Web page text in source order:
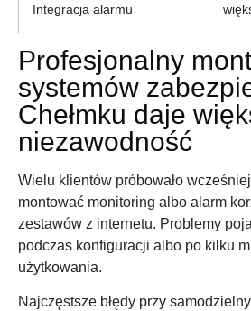
Integracja alarmu
Profesjonalny
systemów
Chełmku daje
niezawodność
Wielu klientów próbowało
montować monitoring albo alarm
zestawów z internetu. Problemy
podczas konfiguracji albo po kilku
użytkowania.
Najczęstsze błędy przy